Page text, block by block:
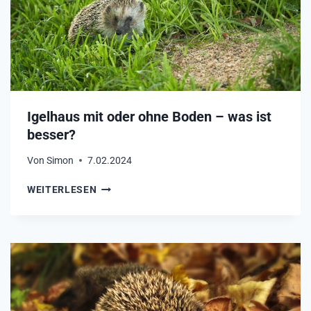
I
G
E
N
–
W
S
L
E
B
E
A
C
H
Igelhaus mit oder ohne Boden – was ist
besser?
Von Simon 7.02.2024
WEITERLESEN
H
A
U
S
M